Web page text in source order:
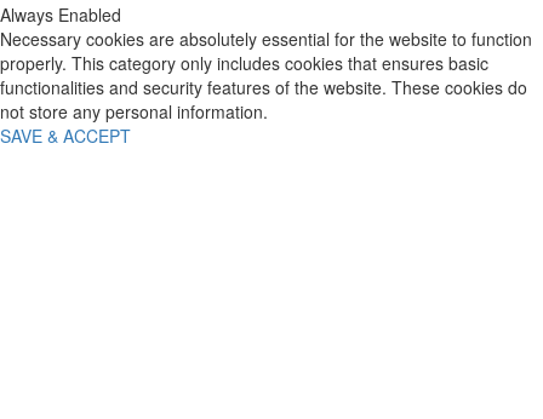
Always Enabled
Necessary cookies are absolutely essential for the website to function
properly. This category only includes cookies that ensures basic
functionalities and security features of the website. These cookies do
not store any personal information.
SAVE & ACCEPT